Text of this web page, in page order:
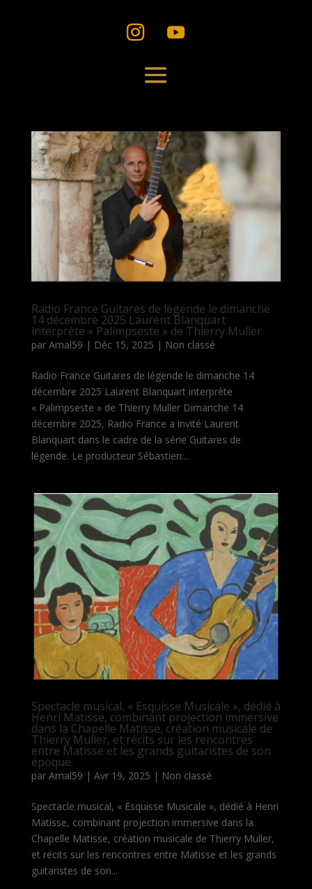
Radio France Guitares de légende le dimanche
14 décembre 2025 Laurent Blanquart
interprète « Palimpseste » de Thierry Muller
par Amal59 | Déc 15, 2025 | Non classé
Radio France Guitares de légende le dimanche 14
décembre 2025 Laurent Blanquart interprète
« Palimpseste » de Thierry Muller Dimanche 14
décembre 2025, Radio France a invité Laurent
Blanquart dans le cadre de la série Guitares de
légende. Le producteur Sébastien...
Spectacle musical, « Esquisse Musicale », dédié à
Henri Matisse, combinant projection immersive
dans la Chapelle Matisse, création musicale de
Thierry Muller, et récits sur les rencontres
entre Matisse et les grands guitaristes de son
époque.
par Amal59 | Avr 19, 2025 | Non classé
Spectacle musical, « Esquisse Musicale », dédié à Henri
Matisse, combinant projection immersive dans la
Chapelle Matisse, création musicale de Thierry Muller,
et récits sur les rencontres entre Matisse et les grands
guitaristes de son...